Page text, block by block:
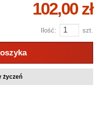
102,00 zł
Ilość: szt.
życzeń